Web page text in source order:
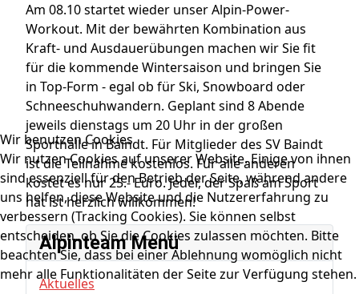
Am 08.10 startet wieder unser Alpin-Power-
Workout. Mit der bewährten Kombination aus
Kraft- und Ausdauerübungen machen wir Sie fit
für die kommende Wintersaison und bringen Sie
in Top-Form - egal ob für Ski, Snowboard oder
Schneeschuhwandern. Geplant sind 8 Abende
jeweils dienstags um 20 Uhr in der großen
Sporthalle in Baindt. Für Mitglieder des SV Baindt
ist die Teilnahme kostenlos. Für alle anderen
kostet es nur 25.- Euro. Jeder, der Spaß am Sport
hat ist herzlich willkommen!
Alpinteam Menü
Aktuelles
Wir benutzen Cookies
Wir nutzen Cookies auf unserer Website. Einige von ihnen
sind essenziell für den Betrieb der Seite, während andere
uns helfen, diese Website und die Nutzererfahrung zu
verbessern (Tracking Cookies). Sie können selbst
entscheiden, ob Sie die Cookies zulassen möchten. Bitte
beachten Sie, dass bei einer Ablehnung womöglich nicht
mehr alle Funktionalitäten der Seite zur Verfügung stehen.